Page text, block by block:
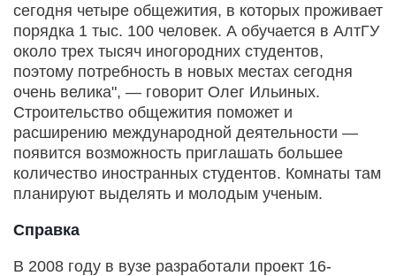
сегодня четыре общежития, в которых проживает
порядка 1 тыс. 100 человек. А обучается в АлтГУ
около трех тысяч иногородних студентов,
поэтому потребность в новых местах сегодня
очень велика", — говорит Олег Ильиных.
Строительство общежития поможет и
расширению международной деятельности —
появится возможность приглашать большее
количество иностранных студентов. Комнаты там
планируют выделять и молодым ученым.
Справка
В 2008 году в вузе разработали проект 16-